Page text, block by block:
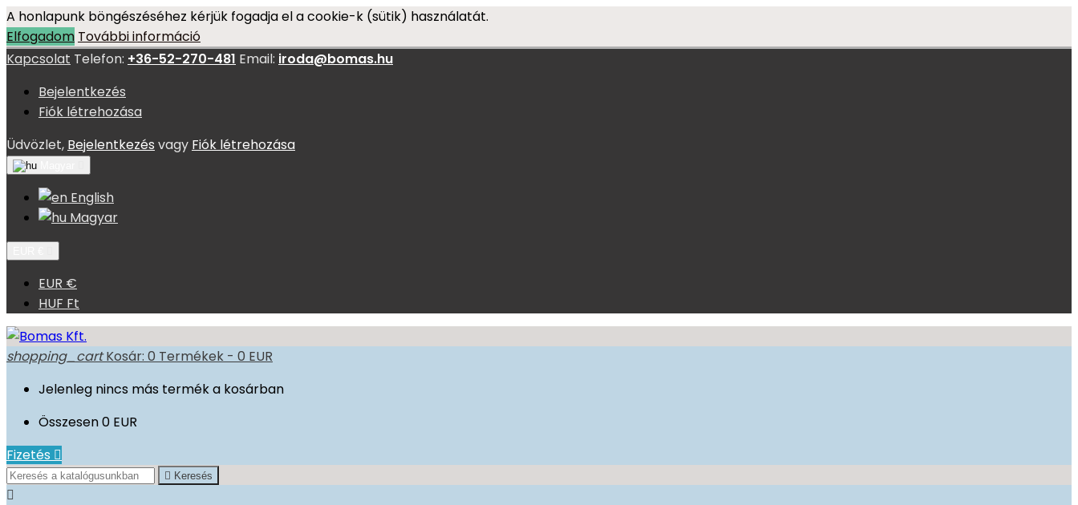
A honlapunk böngészéséhez kérjük fogadja el a cookie-k (sütik) használatát.
Elfogadom További információ
Kapcsolat Telefon: +36-52-270-481 Email: iroda@bomas.hu
Bejelentkezés
Fiók létrehozása
Üdvözlet, Bejelentkezés vagy Fiók létrehozása
English
Magyar
EUR €
HUF Ft
shopping_cart Kosár: 0 Termékek - 0 EUR
Jelenleg nincs más termék a kosárban
Összesen0 EUR
Fizetés 
 Keresés
